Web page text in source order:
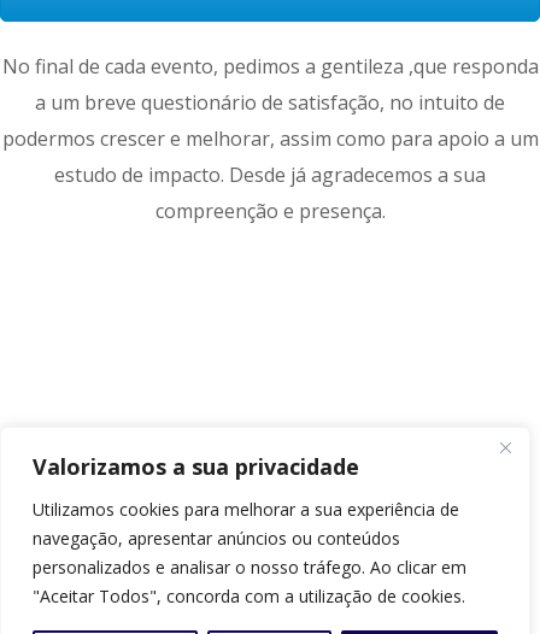
Valorizamos a sua privacidade
Utilizamos cookies para melhorar a sua experiência de
navegação, apresentar anúncios ou conteúdos
personalizados e analisar o nosso tráfego. Ao clicar em
"Aceitar Todos", concorda com a utilização de cookies.
No final de cada evento, pedimos a gentileza ,que responda
a um breve questionário de satisfação, no intuito de
podermos crescer e melhorar, assim como para apoio a um
estudo de impacto. Desde já agradecemos a sua
compreenção e presença.